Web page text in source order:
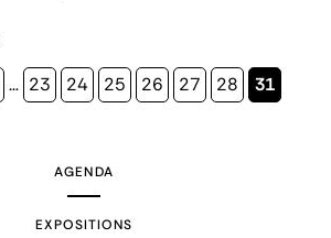
… Page
23 Page
24 Page
25 Page
26 Page
27 Page
28
Page
31
AGENDA
EXPOSITIONS